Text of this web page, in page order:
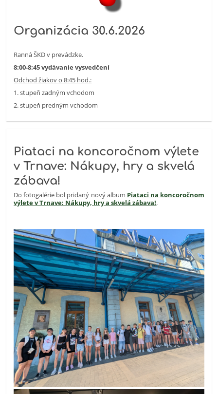
Organizácia 30.6.2026
Ranná ŠKD v prevádzke.
8:00-8:45 vydávanie vysvedčení
Odchod žiakov o 8:45 hod.:
1. stupeň zadným vchodom
2. stupeň predným vchodom
Piataci na koncoročnom výlete
v Trnave: Nákupy, hry a skvelá
zábava!
Do fotogalérie bol pridaný nový album Piataci na koncoročnom
výlete v Trnave: Nákupy, hry a skvelá zábava!.